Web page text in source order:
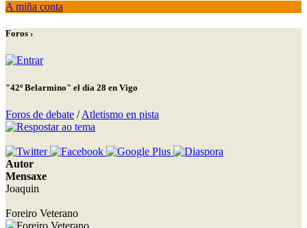
A miña conta
Foros ›
"42º Belarmino" el día 28 en Vigo
Foros de debate /Atletismo en pista
Autor
Mensaxe
Joaquin
Foreiro Veterano